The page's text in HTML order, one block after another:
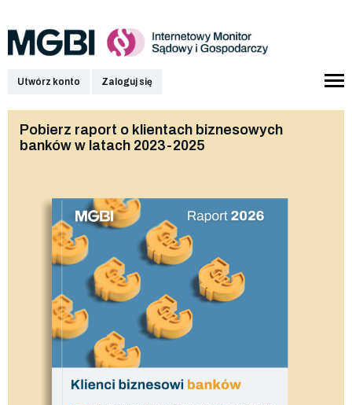
Utwórz konto Zaloguj się
Pobierz raport o klientach biznesowych
banków w latach 2023-2025